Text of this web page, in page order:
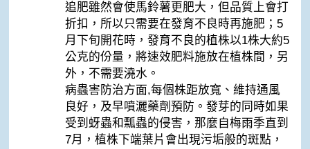
追肥雖然會使馬鈴薯更肥大，但品質上會打
折扣，所以只需要在發育不良時再施肥；5
月下旬開花時，發育不良的植株以1株大約5
公克的份量，將速效肥料施放在植株間，另
外，不需要澆水。
病蟲害防治方面,每個株距放寬、維持通風
良好，及早噴灑藥劑預防。發芽的同時如果
受到蚜蟲和瓢蟲的侵害，那麼自梅雨季直到
7月，植株下端葉片會出現污垢般的斑點，